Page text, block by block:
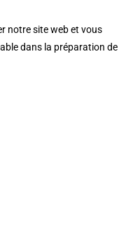
notre site web et vous
dans la préparation de